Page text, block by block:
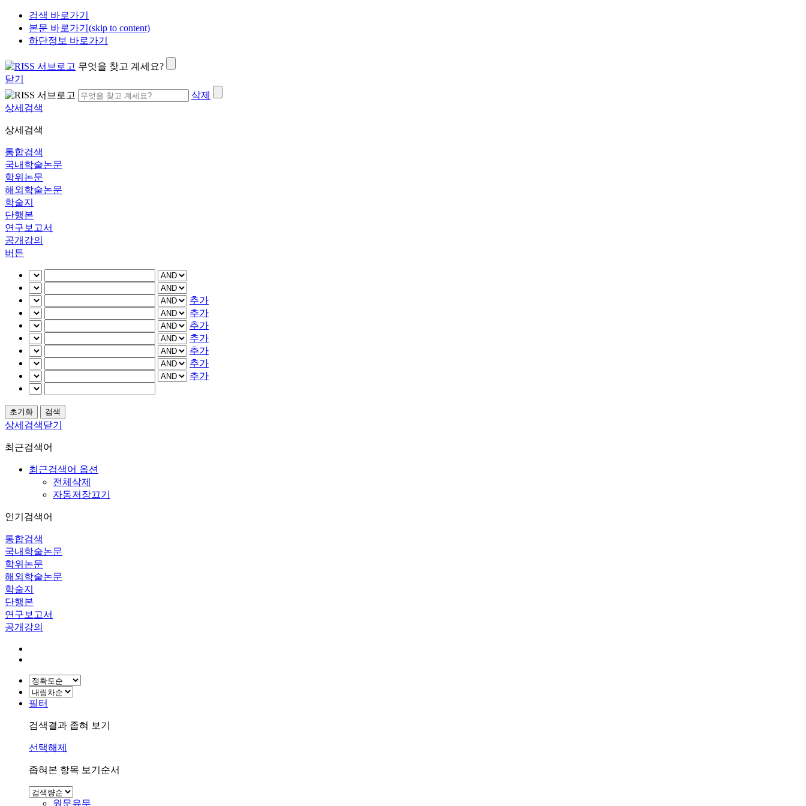
검색 바로가기
본문 바로가기(skip to content)
하단정보 바로가기
무엇을 찾고 계세요?
닫기
삭제
상세검색
상세검색
통합검색
국내학술논문
학위논문
해외학술논문
학술지
단행본
연구보고서
공개강의
버튼
추가
추가
추가
추가
추가
추가
추가
상세검색닫기
최근검색어
최근검색어 옵션
전체삭제
자동저장끄기
인기검색어
통합검색
국내학술논문
학위논문
해외학술논문
학술지
단행본
연구보고서
공개강의
필터
검색결과 좁혀 보기
선택해제
좁혀본 항목 보기순서
원문유무